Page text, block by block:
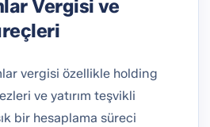
Vergisi ve
vergisi özellikle holding
ve yatırım teşvikli
bir hesaplama süreci